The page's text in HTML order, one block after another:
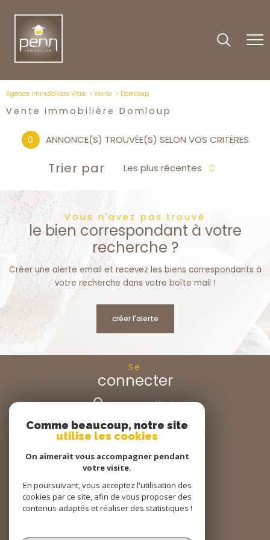
Agence immobilière Vitré Vente Domloup
Vente immobilière Domloup
0 ANNONCE(S) TROUVÉE(S) SELON VOS CRITÈRES
Trier par Les plus récentes
Vous n'avez pas trouvé
le bien correspondant à votre
recherche ?
Créer une alerte email et recevez les biens correspondants à
votre recherche dans votre boîte mail !
créer l'alerte
Se
connecter
espace propriétaire
Nous
suivre
Nous
adhérons
Comme beaucoup, notre site
utilise les cookies
On aimerait vous accompagner pendant
votre visite.
En poursuivant, vous acceptez l'utilisation des
cookies par ce site, afin de vous proposer des
contenus adaptés et réaliser des statistiques !